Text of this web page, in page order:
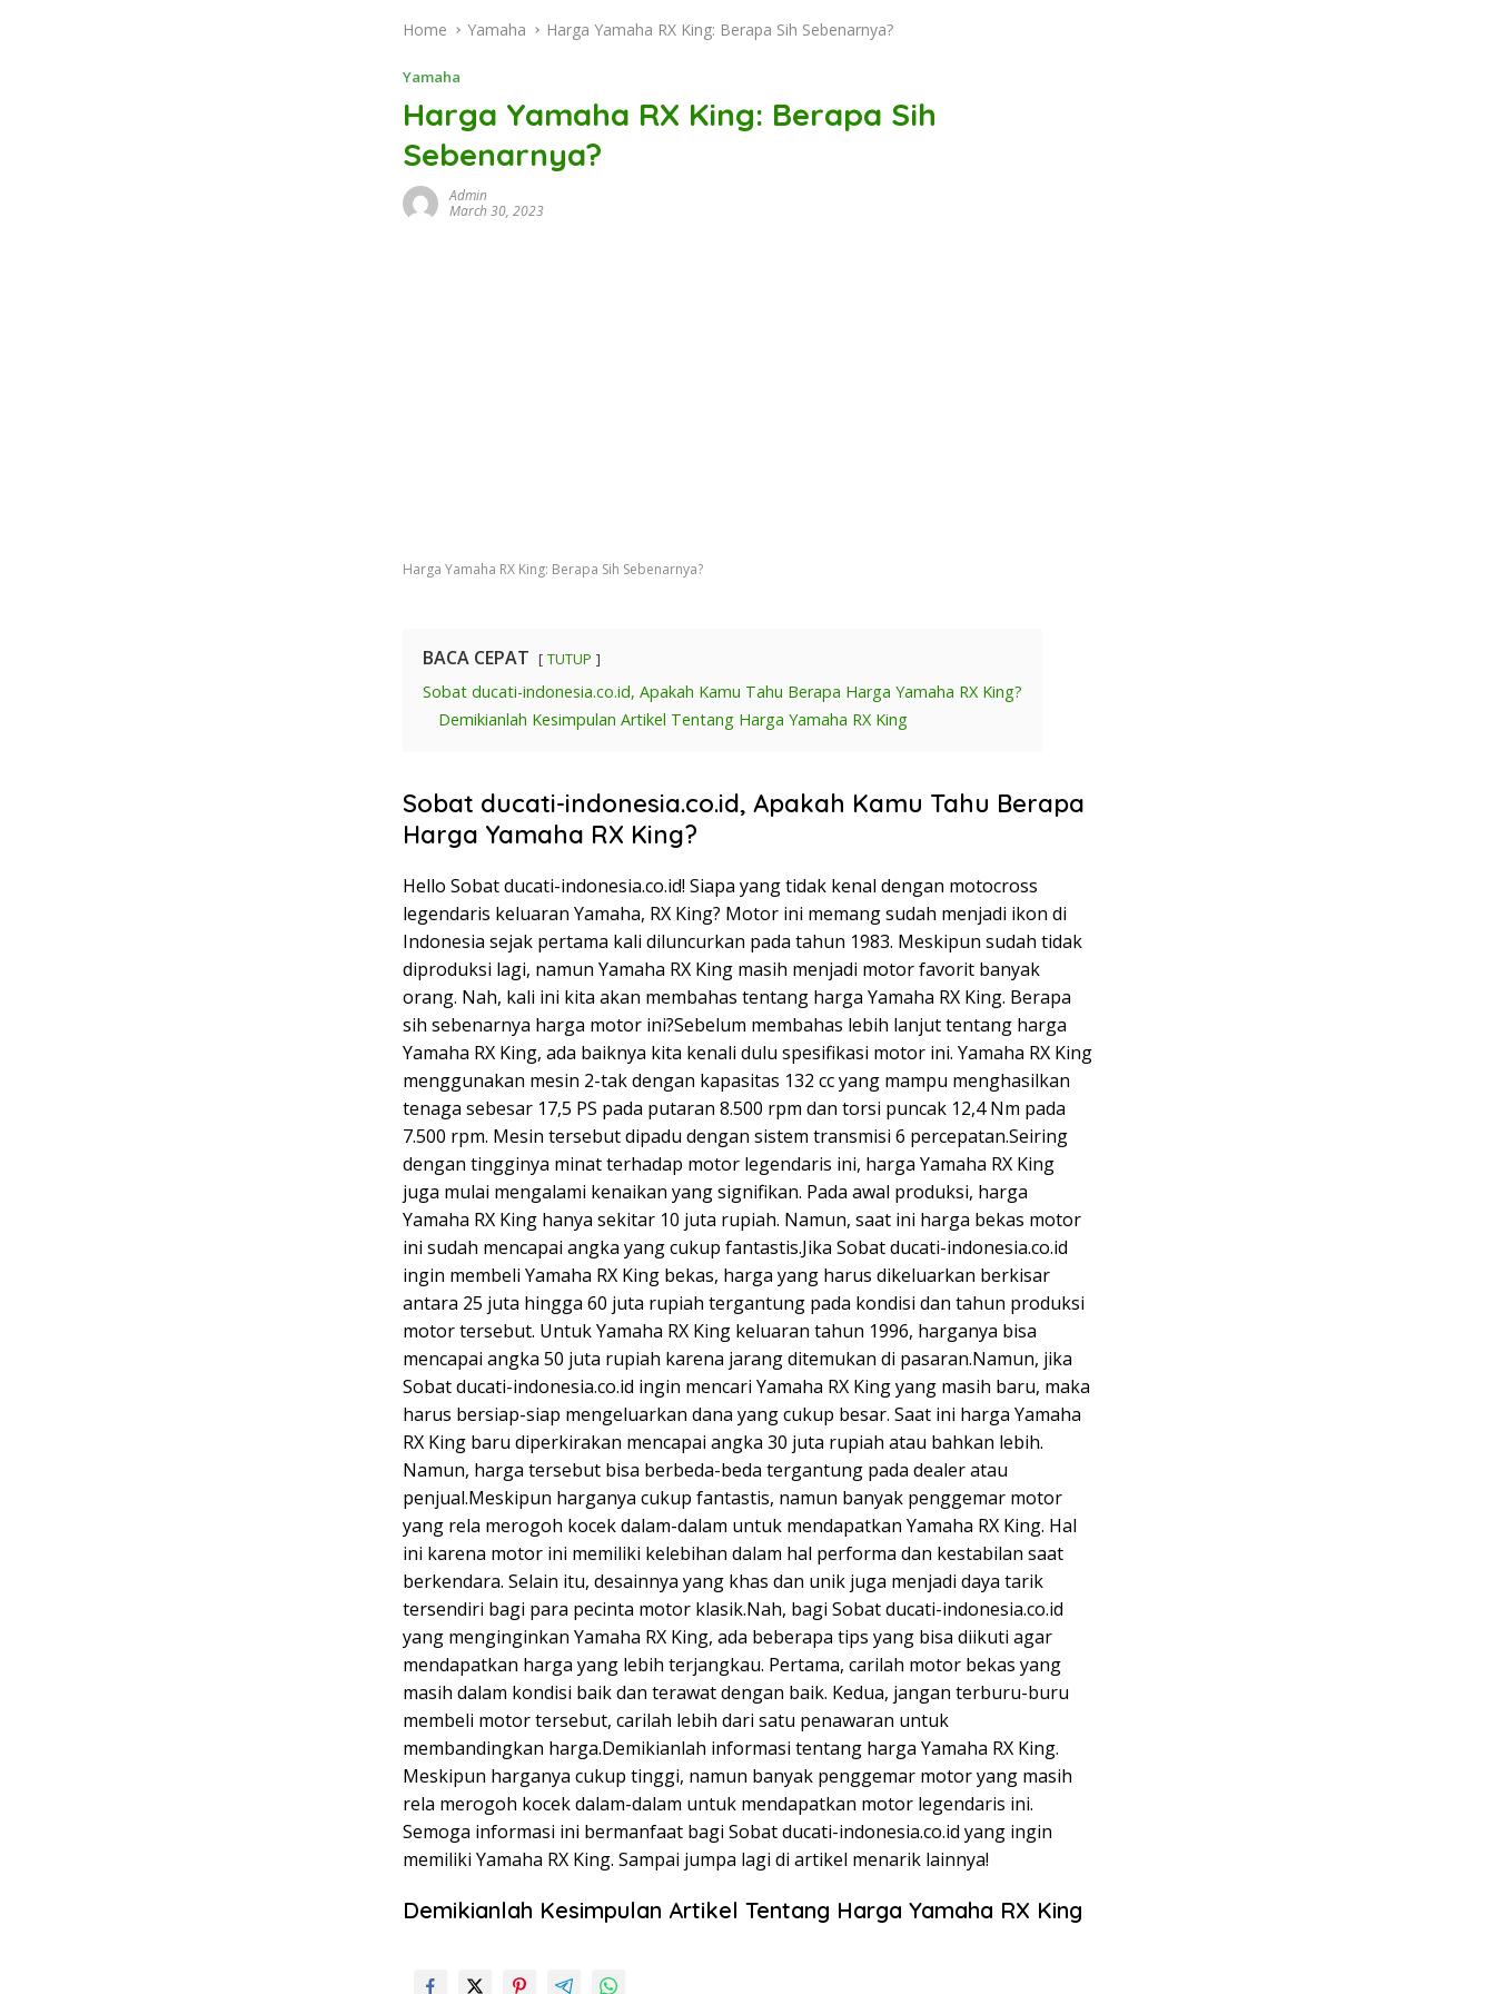
Home Yamaha Harga Yamaha RX King: Berapa Sih Sebenarnya?
Yamaha
Harga Yamaha RX King: Berapa Sih
Sebenarnya?
Admin
March 30, 2023
Harga Yamaha RX King: Berapa Sih Sebenarnya?
BACA CEPAT TUTUP
Sobat ducati-indonesia.co.id, Apakah Kamu Tahu Berapa Harga Yamaha RX King?
Demikianlah Kesimpulan Artikel Tentang Harga Yamaha RX King
Sobat ducati-indonesia.co.id, Apakah Kamu Tahu Berapa
Harga Yamaha RX King?
Hello Sobat ducati-indonesia.co.id! Siapa yang tidak kenal dengan motocross
legendaris keluaran Yamaha, RX King? Motor ini memang sudah menjadi ikon di
Indonesia sejak pertama kali diluncurkan pada tahun 1983. Meskipun sudah tidak
diproduksi lagi, namun Yamaha RX King masih menjadi motor favorit banyak
orang. Nah, kali ini kita akan membahas tentang harga Yamaha RX King. Berapa
sih sebenarnya harga motor ini?Sebelum membahas lebih lanjut tentang harga
Yamaha RX King, ada baiknya kita kenali dulu spesifikasi motor ini. Yamaha RX King
menggunakan mesin 2-tak dengan kapasitas 132 cc yang mampu menghasilkan
tenaga sebesar 17,5 PS pada putaran 8.500 rpm dan torsi puncak 12,4 Nm pada
7.500 rpm. Mesin tersebut dipadu dengan sistem transmisi 6 percepatan.Seiring
dengan tingginya minat terhadap motor legendaris ini, harga Yamaha RX King
juga mulai mengalami kenaikan yang signifikan. Pada awal produksi, harga
Yamaha RX King hanya sekitar 10 juta rupiah. Namun, saat ini harga bekas motor
ini sudah mencapai angka yang cukup fantastis.Jika Sobat ducati-indonesia.co.id
ingin membeli Yamaha RX King bekas, harga yang harus dikeluarkan berkisar
antara 25 juta hingga 60 juta rupiah tergantung pada kondisi dan tahun produksi
motor tersebut. Untuk Yamaha RX King keluaran tahun 1996, harganya bisa
mencapai angka 50 juta rupiah karena jarang ditemukan di pasaran.Namun, jika
Sobat ducati-indonesia.co.id ingin mencari Yamaha RX King yang masih baru, maka
harus bersiap-siap mengeluarkan dana yang cukup besar. Saat ini harga Yamaha
RX King baru diperkirakan mencapai angka 30 juta rupiah atau bahkan lebih.
Namun, harga tersebut bisa berbeda-beda tergantung pada dealer atau
penjual.Meskipun harganya cukup fantastis, namun banyak penggemar motor
yang rela merogoh kocek dalam-dalam untuk mendapatkan Yamaha RX King. Hal
ini karena motor ini memiliki kelebihan dalam hal performa dan kestabilan saat
berkendara. Selain itu, desainnya yang khas dan unik juga menjadi daya tarik
tersendiri bagi para pecinta motor klasik.Nah, bagi Sobat ducati-indonesia.co.id
yang menginginkan Yamaha RX King, ada beberapa tips yang bisa diikuti agar
mendapatkan harga yang lebih terjangkau. Pertama, carilah motor bekas yang
masih dalam kondisi baik dan terawat dengan baik. Kedua, jangan terburu-buru
membeli motor tersebut, carilah lebih dari satu penawaran untuk
membandingkan harga.Demikianlah informasi tentang harga Yamaha RX King.
Meskipun harganya cukup tinggi, namun banyak penggemar motor yang masih
rela merogoh kocek dalam-dalam untuk mendapatkan motor legendaris ini.
Semoga informasi ini bermanfaat bagi Sobat ducati-indonesia.co.id yang ingin
memiliki Yamaha RX King. Sampai jumpa lagi di artikel menarik lainnya!
Demikianlah Kesimpulan Artikel Tentang Harga Yamaha RX King